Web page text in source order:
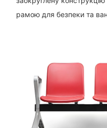
рамою для безпеки та